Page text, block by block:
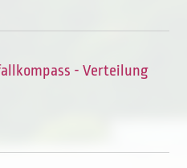
- Verteilung